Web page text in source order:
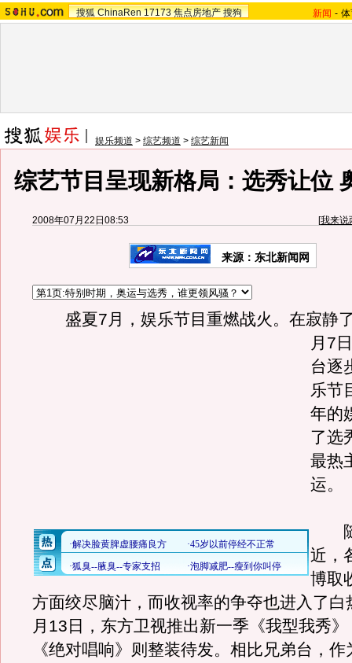
搜狐 ChinaRen 17173 焦点房地产 搜狗 新闻 -
娱乐频道 > 综艺频道 > 综艺新闻
综艺节目呈现新格局：选秀让位
2008年07月22日08:53 [我来说
来源：东北新闻网
盛夏7月，娱乐节目重燃战火。 在寂静
月7
台逐
乐节
年的
了选
最热
运。
随
近，
博取
方面绞尽脑汁，而收视率的争夺也进入了白
月13日，东方卫视推出新一季《我型我秀
《绝对唱响》则整装待发。相比兄弟台，